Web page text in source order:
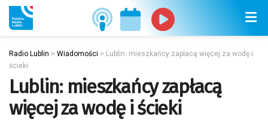
Radio Lublin > Wiadomości > Lublin: mieszkańcy zapłacą więcej za wodę i
ścieki
Lublin: mieszkańcy zapłacą
więcej za wodę i ścieki